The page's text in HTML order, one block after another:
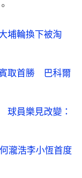
埔輪換下被淘
取首勝 巴科爾
球員樂見改變：
瀧浩李小恆首度